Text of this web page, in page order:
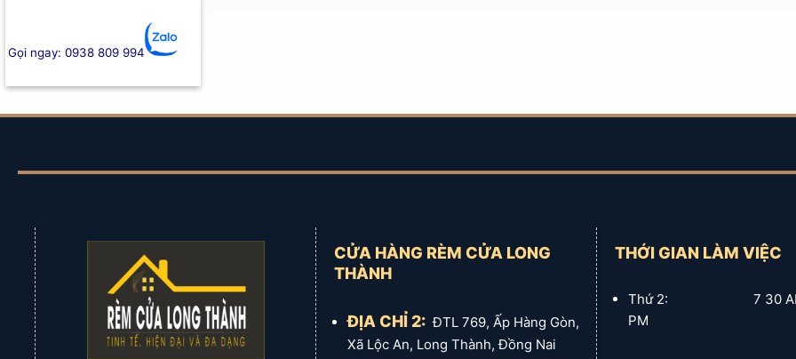
Gọi ngay: 0938 809 994
CỬA HÀNG RÈM CỬA LONG
THÀNH
ĐỊA CHỈ 2: ĐTL 769, Ấp Hàng Gòn,
Xã Lộc An, Long Thành, Đồng Nai
THỚI GIAN LÀM VIỆC
Thứ 2: 7 30 AM :
PM